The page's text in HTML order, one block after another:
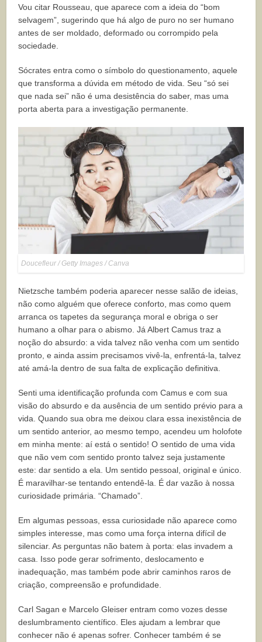
Vou citar Rousseau, que aparece com a ideia do “bom
selvagem”, sugerindo que há algo de puro no ser humano
antes de ser moldado, deformado ou corrompido pela
sociedade.
Sócrates entra como o símbolo do questionamento, aquele
que transforma a dúvida em método de vida. Seu “só sei
que nada sei” não é uma desistência do saber, mas uma
porta aberta para a investigação permanente.
Doucefleur / Getty Images / Canva
Nietzsche também poderia aparecer nesse salão de ideias,
não como alguém que oferece conforto, mas como quem
arranca os tapetes da segurança moral e obriga o ser
humano a olhar para o abismo. Já Albert Camus traz a
noção do absurdo: a vida talvez não venha com um sentido
pronto, e ainda assim precisamos vivê-la, enfrentá-la, talvez
até amá-la dentro de sua falta de explicação definitiva.
Senti uma identificação profunda com Camus e com sua
visão do absurdo e da ausência de um sentido prévio para a
vida. Quando sua obra me deixou clara essa inexistência de
um sentido anterior, ao mesmo tempo, acendeu um holofote
em minha mente: aí está o sentido! O sentido de uma vida
que não vem com sentido pronto talvez seja justamente
este: dar sentido a ela. Um sentido pessoal, original e único.
É maravilhar-se tentando entendê-la. É dar vazão à nossa
curiosidade primária. “Chamado”.
Em algumas pessoas, essa curiosidade não aparece como
simples interesse, mas como uma força interna difícil de
silenciar. As perguntas não batem à porta: elas invadem a
casa. Isso pode gerar sofrimento, deslocamento e
inadequação, mas também pode abrir caminhos raros de
criação, compreensão e profundidade.
Carl Sagan e Marcelo Gleiser entram como vozes desse
deslumbramento científico. Eles ajudam a lembrar que
conhecer não é apenas sofrer. Conhecer também é se